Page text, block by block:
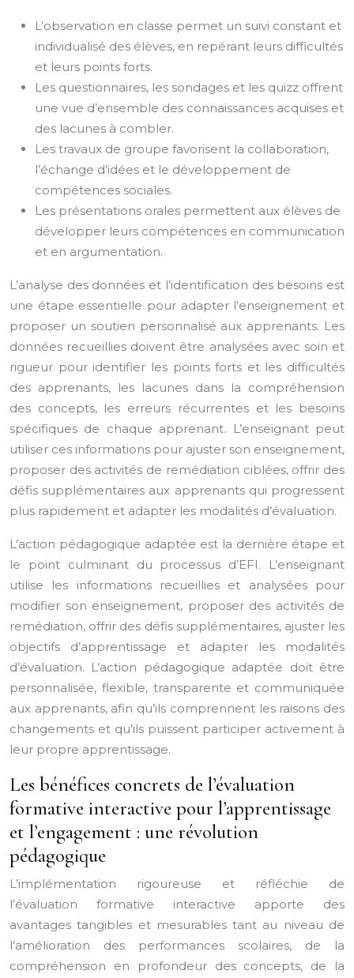
L’observation en classe permet un suivi constant et
individualisé des élèves, en repérant leurs difficultés
et leurs points forts.
Les questionnaires, les sondages et les quizz offrent
une vue d’ensemble des connaissances acquises et
des lacunes à combler.
Les travaux de groupe favorisent la collaboration,
l’échange d’idées et le développement de
compétences sociales.
Les présentations orales permettent aux élèves de
développer leurs compétences en communication
et en argumentation.
L’analyse des données et l’identification des besoins est
une étape essentielle pour adapter l’enseignement et
proposer un soutien personnalisé aux apprenants. Les
données recueillies doivent être analysées avec soin et
rigueur pour identifier les points forts et les difficultés
des apprenants, les lacunes dans la compréhension
des concepts, les erreurs récurrentes et les besoins
spécifiques de chaque apprenant. L’enseignant peut
utiliser ces informations pour ajuster son enseignement,
proposer des activités de remédiation ciblées, offrir des
défis supplémentaires aux apprenants qui progressent
plus rapidement et adapter les modalités d’évaluation.
L’action pédagogique adaptée est la dernière étape et
le point culminant du processus d’EFI. L’enseignant
utilise les informations recueillies et analysées pour
modifier son enseignement, proposer des activités de
remédiation, offrir des défis supplémentaires, ajuster les
objectifs d’apprentissage et adapter les modalités
d’évaluation. L’action pédagogique adaptée doit être
personnalisée, flexible, transparente et communiquée
aux apprenants, afin qu’ils comprennent les raisons des
changements et qu’ils puissent participer activement à
leur propre apprentissage.
Les bénéfices concrets de l’évaluation
formative interactive pour l’apprentissage
et l’engagement : une révolution
pédagogique
L’implémentation rigoureuse et réfléchie de
l’évaluation formative interactive apporte des
avantages tangibles et mesurables tant au niveau de
l’amélioration des performances scolaires, de la
compréhension en profondeur des concepts, de la